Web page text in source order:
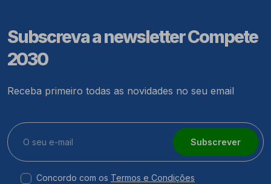
Subscreva a newsletter Compete
2030
Receba primeiro todas as novidades no seu email
Subscrever
Concordo com os Termos e Condições